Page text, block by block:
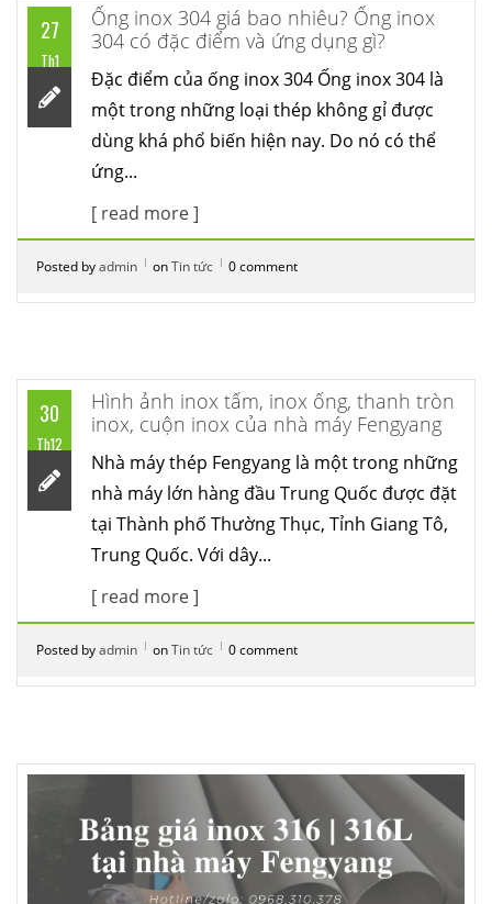
27
Th1
Ống inox 304 giá bao nhiêu? Ống inox
304 có đặc điểm và ứng dụng gì?
Đặc điểm của ống inox 304 Ống inox 304 là
một trong những loại thép không gỉ được
dùng khá phổ biến hiện nay. Do nó có thể
ứng...
[ read more ]
Posted byadmin onTin tức 0 comment
30
Th12
Hình ảnh inox tấm, inox ống, thanh tròn
inox, cuộn inox của nhà máy Fengyang
Nhà máy thép Fengyang là một trong những
nhà máy lớn hàng đầu Trung Quốc được đặt
tại Thành phố Thường Thục, Tỉnh Giang Tô,
Trung Quốc. Với dây...
[ read more ]
Posted byadmin onTin tức 0 comment